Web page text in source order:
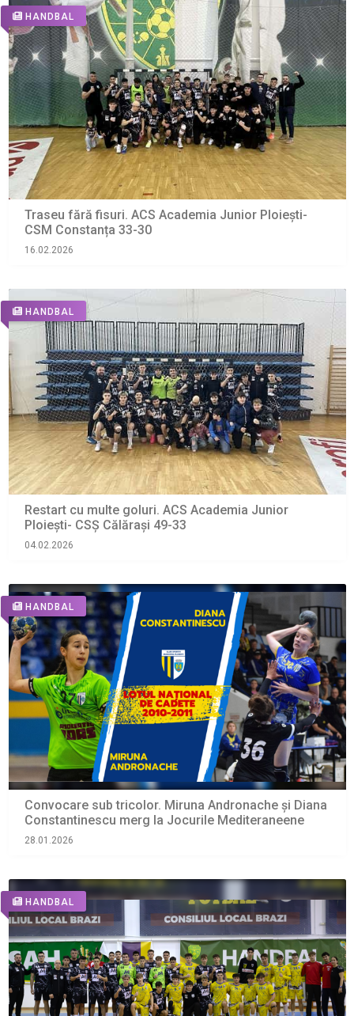
HANDBAL
Traseu fără fisuri. ACS Academia Junior Ploiești-
CSM Constanța 33-30
16.02.2026
HANDBAL
Restart cu multe goluri. ACS Academia Junior
Ploiești- CSȘ Călărași 49-33
04.02.2026
HANDBAL
Convocare sub tricolor. Miruna Andronache și Diana
Constantinescu merg la Jocurile Mediteraneene
28.01.2026
HANDBAL